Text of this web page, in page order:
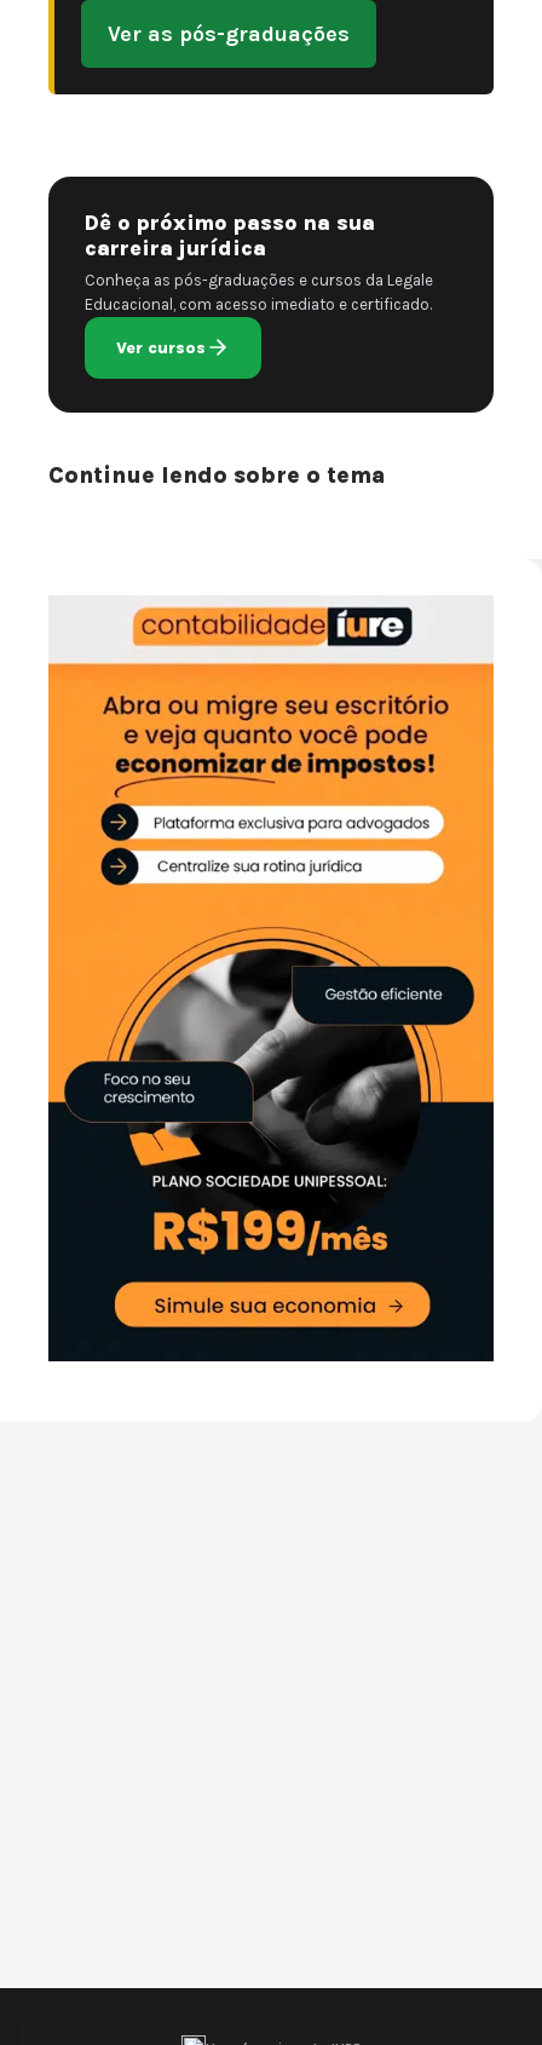
Ver as pós-graduações
Dê o próximo passo na sua
carreira jurídica
Conheça as pós-graduações e cursos da Legale
Educacional, com acesso imediato e certificado.
Ver cursos
Continue lendo sobre o tema